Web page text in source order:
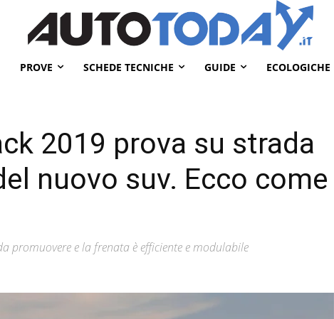
PROVE SCHEDE TECNICHE GUIDE ECOLOGICHE
2019 prova su strada
nuovo suv. Ecco come
promuovere e la frenata è efficiente e modulabile